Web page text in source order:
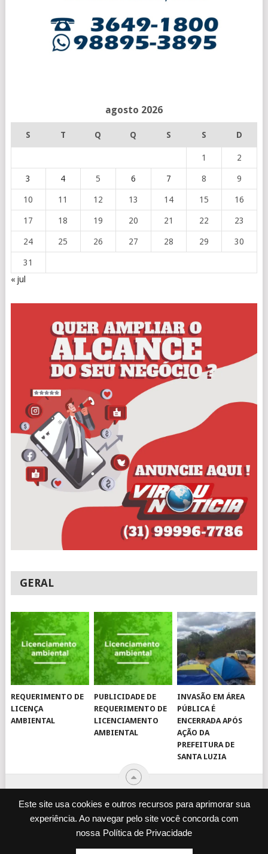
Este site usa cookies e outros recursos para aprimorar sua
experiência. Ao navegar pelo site você concorda com
nossa Política de Privacidade
agosto 2026
S T Q Q S S D
1 2
3 4 5 6 7 8 9
10 11 12 13 14 15 16
17 18 19 20 21 22 23
24 25 26 27 28 29 30
31
« jul
GERAL
REQUERIMENTO DE
LICENÇA
AMBIENTAL
PUBLICIDADE DE
REQUERIMENTO DE
LICENCIAMENTO
AMBIENTAL
INVASÃO EM ÁREA
PÚBLICA É
ENCERRADA APÓS
AÇÃO DA
PREFEITURA DE
SANTA LUZIA